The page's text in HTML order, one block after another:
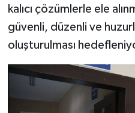
kalıcı çözümlerle ele
güvenli, düzenli ve
oluşturulması